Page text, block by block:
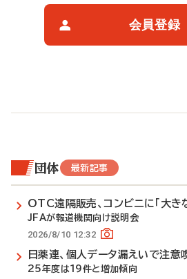
会員登録
団体 最新記事
OTC遠隔販売、コンビニに「大き
JFAが報道機関向け説明会
2026/8/10 12:32
日薬連、個人データ漏えいで注意
25年度は19件と増加傾向